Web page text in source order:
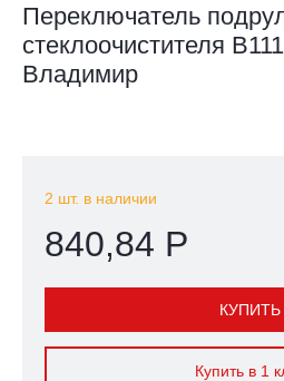
Переключатель
стеклоочистителя
Владимир
2 шт. в наличии
840,84 Р
КУПИТЬ
Купить в 1